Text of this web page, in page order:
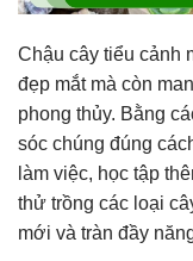
Chậu cây tiểu cảnh
đẹp mắt mà còn
phong thủy. Bằng
sóc chúng đúng
làm việc, học tập
thử trồng các loại
mới và tràn đầy